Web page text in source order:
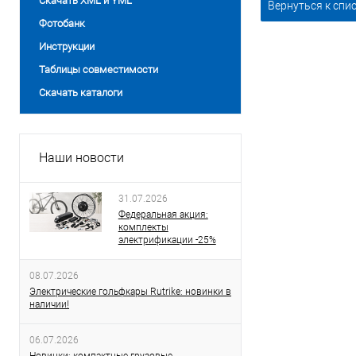
Фотобанк
Инструкции
Таблицы совместимости
Скачать каталоги
Наши новости
31.07.2026
Федеральная акция:
комплекты
электрификации -25%
08.07.2026
Электрические гольфкары Rutrike: новинки в
наличии!
06.07.2026
Вернуться к